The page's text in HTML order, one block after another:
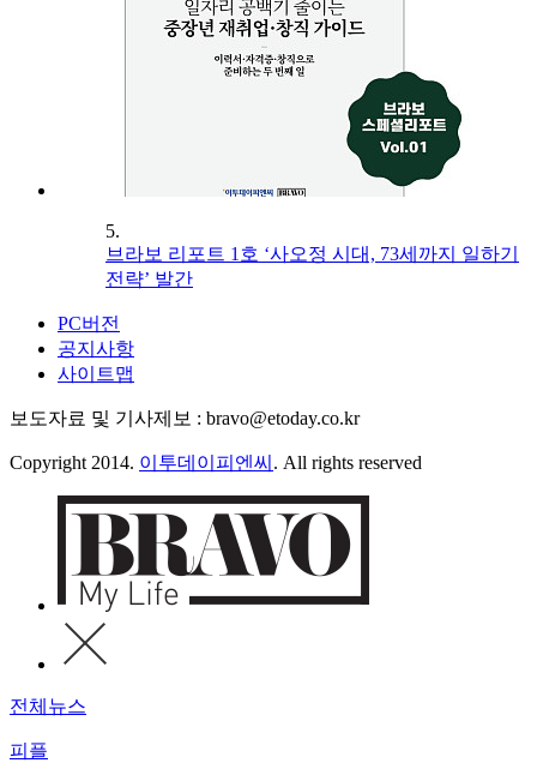
5.
브라보 리포트 1호 ‘사오정 시대, 73세까지 일하기
전략’ 발간
PC버전
공지사항
사이트맵
보도자료 및 기사제보 : bravo@etoday.co.kr
Copyright 2014. 이투데이피엔씨 . All rights reserved
전체뉴스
피플